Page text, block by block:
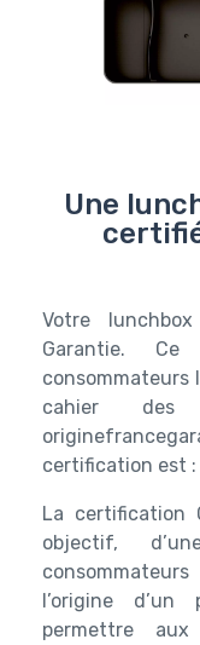
Une
Votre
Garantie.
cahier des
certification est :
La certification
objectif,
l’origine
permettre